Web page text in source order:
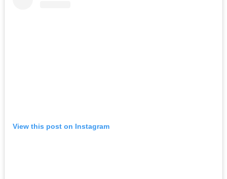
View this post on Instagram